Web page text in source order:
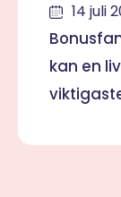
14 juli
kan en